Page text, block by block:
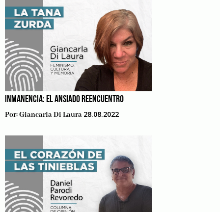
INMANENCIA: EL ANSIADO REENCUENTRO
Por:Giancarla Di Laura 28.08.2022